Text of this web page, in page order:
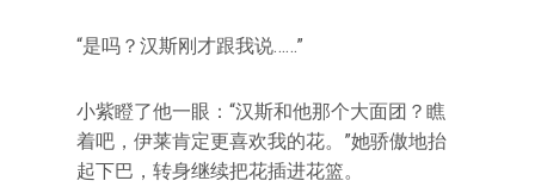
“是吗？汉斯刚才跟我说……”
小紫瞪了他一眼：“汉斯和他那个大面团？瞧
着吧，伊莱肯定更喜欢我的花。”她骄傲地抬
起下巴，转身继续把花插进花篮。